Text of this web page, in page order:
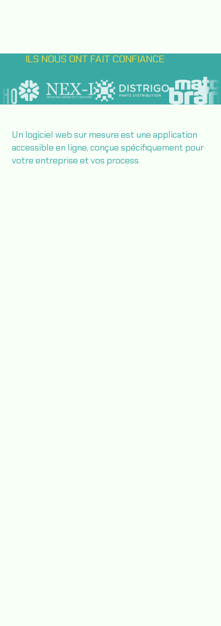
ILS NOUS ONT FAIT CONFIANCE
Un logiciel web sur mesure est une application
accessible en ligne, conçue spécifiquement pour
votre entreprise et vos process.